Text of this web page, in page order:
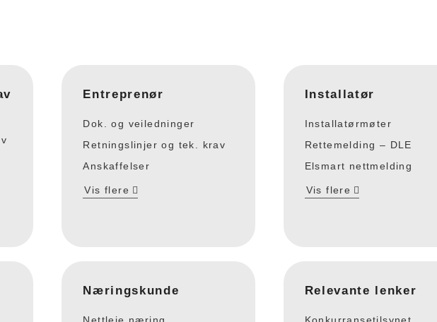
Entreprenør
Dok. og veiledninger
Retningslinjer og tek. krav
Anskaffelser
Vis flere
Installatør
Installatørmøter
Rettemelding – DLE
Elsmart nettmelding
Vis flere
Næringskunde Relevante lenker